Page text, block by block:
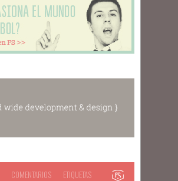
COMENTARIOS ETIQUETAS